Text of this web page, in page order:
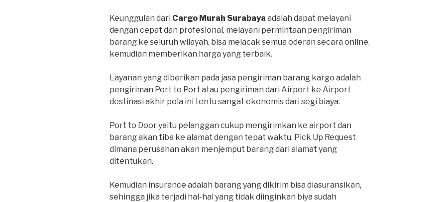
Keunggulan dari Cargo Murah Surabaya adalah dapat melayani
dengan cepat dan profesional, melayani permintaan pengiriman
barang ke seluruh wilayah, bisa melacak semua oderan secara online,
kemudian memberikan harga yang terbaik.
Layanan yang diberikan pada jasa pengiriman barang kargo adalah
pengiriman Port to Port atau pengiriman dari Airport ke Airport
destinasi akhir pola ini tentu sangat ekonomis dari segi biaya.
Port to Door yaitu pelanggan cukup mengirimkan ke airport dan
barang akan tiba ke alamat dengan tepat waktu. Pick Up Request
dimana perusahan akan menjemput barang dari alamat yang
ditentukan.
Kemudian insurance adalah barang yang dikirim bisa diasuransikan,
sehingga jika terjadi hal-hal yang tidak diinginkan biya sudah